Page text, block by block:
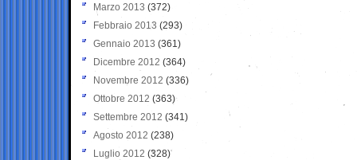
Marzo 2013 (372)
Febbraio 2013 (293)
Gennaio 2013 (361)
Dicembre 2012 (364)
Novembre 2012 (336)
Ottobre 2012 (363)
Settembre 2012 (341)
Agosto 2012 (238)
Luglio 2012 (328)